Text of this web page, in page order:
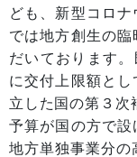
ども、新型コロ
では地方創生の
だいております
に交付上限額と
立した国の第３次
予算が国の方で設
地方単独事業分の